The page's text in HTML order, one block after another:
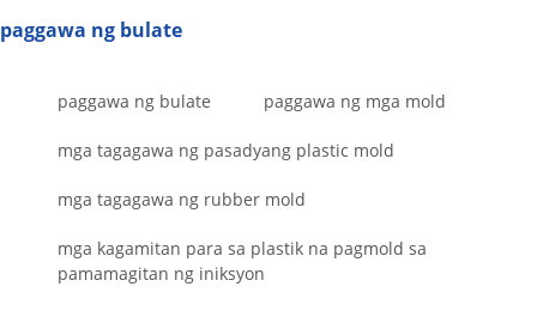
paggawa ng bulate
paggawa ng bulate paggawa ng mga mold
mga tagagawa ng pasadyang plastic mold
mga tagagawa ng rubber mold
mga kagamitan para sa plastik na pagmold sa
pamamagitan ng iniksyon